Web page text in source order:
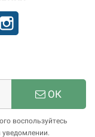
ОК
воспользуйтесь